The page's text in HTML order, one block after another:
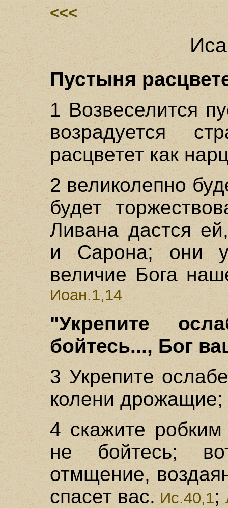
<<<
Пустыня
1 Возвеселится
возрадуется
расцветет как
2 великолепно
будет
Ливана дастся
и Сарона; они
величие Бога
Иоан.1,14
"Укрепите
бойтесь..., Бог
3 Укрепите
колени дрожащие;
4 скажите
не бойтесь;
отмщение,
спасет вас.Ис.40,1;